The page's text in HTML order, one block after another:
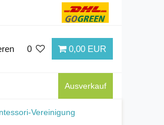
0 0,00 EUR
Ausverkauf
Vereinigung